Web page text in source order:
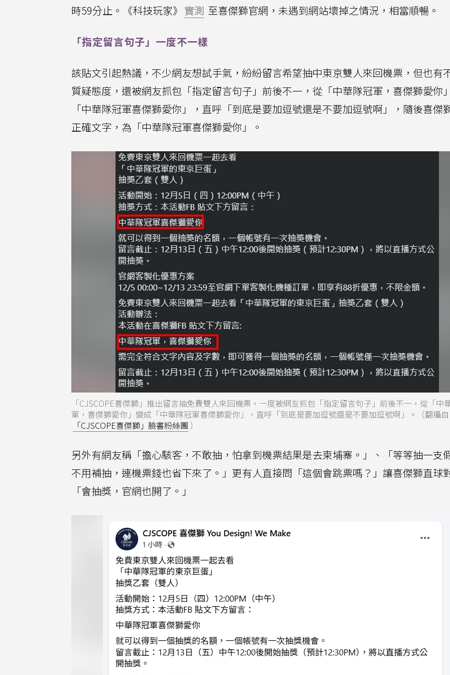
時59分止。《科技玩家》 實測 至喜傑獅官網，未遇到網站壞掉之情況，相當順暢。
「指定留言句子」一度不一樣
該貼文引起熱議，不少網友想試手氣，紛紛留言希望抽中東京雙人來回機票，但也有
質疑態度，還被網友抓包「指定留言句子」前後不一，從「中華隊冠軍，喜傑獅愛你
「中華隊冠軍喜傑獅愛你」，直呼「到底是要加逗號還是不要加逗號啊」，隨後喜傑
正確文字，為「中華隊冠軍喜傑獅愛你」。
「CJSCOPE喜傑獅」推出留言抽免費雙人來回機票，一度被網友抓包「指定留言句子」前後不一，從「中
軍，喜傑獅愛你」變成「中華隊冠軍喜傑獅愛你」，直呼「到底是要加逗號還是不要加逗號啊」。（翻攝自
「CJSCOPE喜傑獅」臉書粉絲團 ）
另外有網友稱「擔心駭客，不敢抽，怕拿到機票結果是去柬埔寨。」、「等等抽一支
不用補抽，連機票錢也省下來了。」更有人直接問「這個會跳票嗎？」讓喜傑獅直球
「會抽獎，官網也開了。」